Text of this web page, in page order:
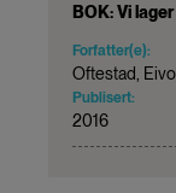
BOK: Vi
Forfatter(e):
Oftestad,
Publisert:
2016